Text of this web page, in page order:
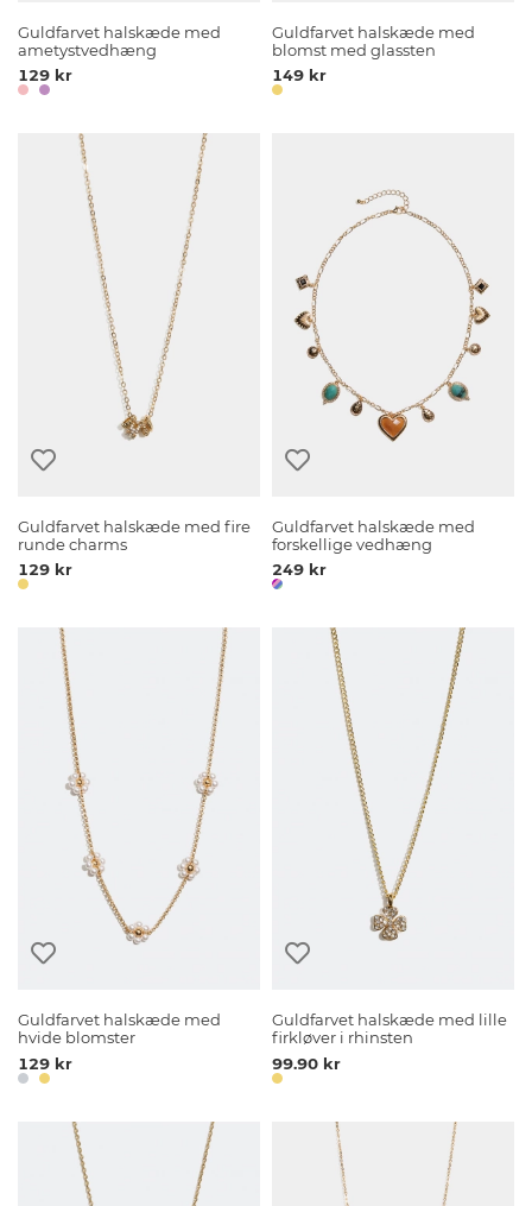
Guldfarvet halskæde med
ametystvedhæng
129 kr
Guldfarvet halskæde med
blomst med glassten
149 kr
Guldfarvet halskæde med fire
runde charms
129 kr
Guldfarvet halskæde med
forskellige vedhæng
249 kr
Guldfarvet halskæde med
hvide blomster
129 kr
Guldfarvet halskæde med lille
firkløver i rhinsten
99.90 kr